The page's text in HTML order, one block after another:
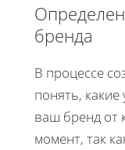
бренда
В процессе
понять,
ваш бренд от
момент, так